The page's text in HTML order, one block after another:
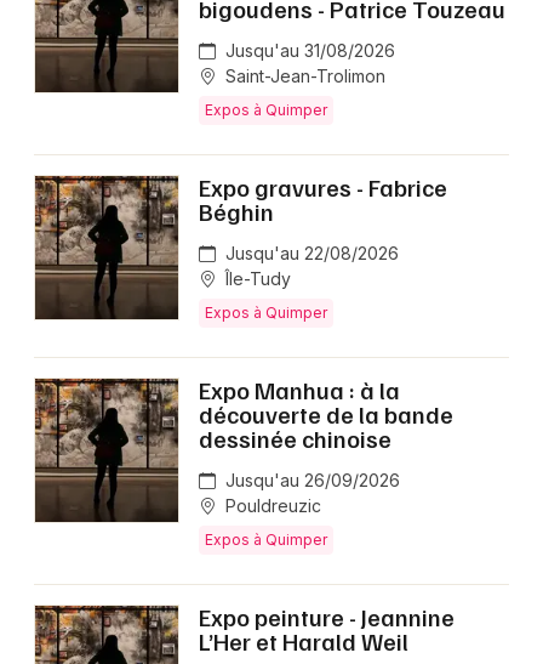
bigoudens - Patrice Touzeau
Jusqu'au 31/08/2026
Saint-Jean-Trolimon
Expos à Quimper
Expo gravures - Fabrice
Béghin
Jusqu'au 22/08/2026
Île-Tudy
Expos à Quimper
Expo Manhua : à la
découverte de la bande
dessinée chinoise
Jusqu'au 26/09/2026
Pouldreuzic
Expos à Quimper
Expo peinture - Jeannine
L’Her et Harald Weil